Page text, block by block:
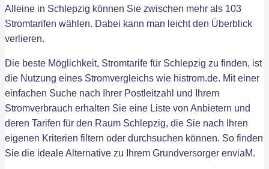
Alleine in Schlepzig können Sie zwischen mehr als 103
Stromtarifen wählen. Dabei kann man leicht den Überblick
verlieren.
Die beste Möglichkeit, Stromtarife für Schlepzig zu finden, ist
die Nutzung eines Stromvergleichs wie histrom.de. Mit einer
einfachen Suche nach Ihrer Postleitzahl und Ihrem
Stromverbrauch erhalten Sie eine Liste von Anbietern und
deren Tarifen für den Raum Schlepzig, die Sie nach Ihren
eigenen Kriterien filtern oder durchsuchen können. So finden
Sie die ideale Alternative zu Ihrem Grundversorger enviaM.